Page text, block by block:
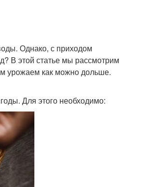
Однако, с приходом
В этой статье мы рассмотрим
урожаем как можно дольше.
Для этого необходимо: